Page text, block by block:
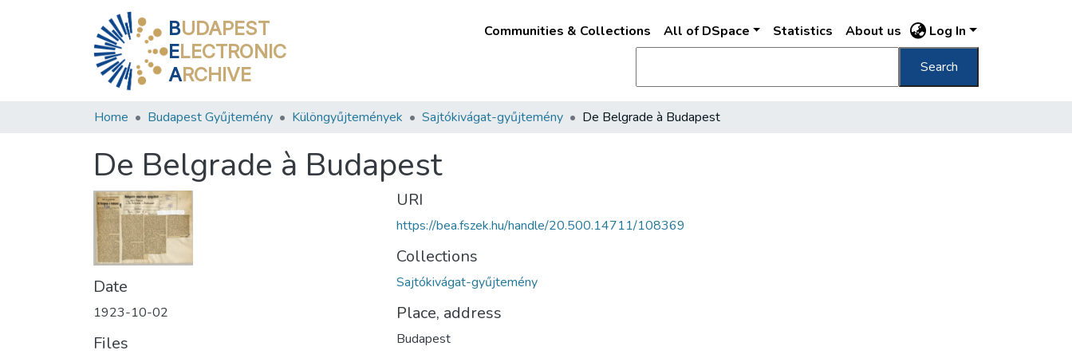
BUDAPEST
ELECTRONIC
ARCHIVE
Communities & Collections All of DSpace Statistics About us Log In
Search
Home Budapest Gyűjtemény Különgyűjtemények Sajtókivágat-gyűjtemény De Belgrade à Budapest
De Belgrade à Budapest
Date
1923-10-02
Files
URI
https://bea.fszek.hu/handle/20.500.14711/108369
Collections
Sajtókivágat-gyűjtemény
Place, address
Budapest